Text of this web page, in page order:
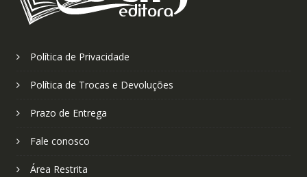
Política de Privacidade
Política de Trocas e Devoluções
Prazo de Entrega
Fale conosco
Área Restrita